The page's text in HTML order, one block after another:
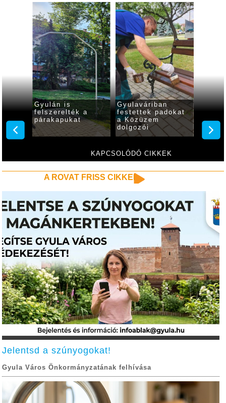
KAPCSOLÓDÓ CIKKEK
Gyulán is
felszerelték a
párakapukat
Gyulaváriban
festettek padokat
a Közüzem
dolgozói
A ROVAT FRISS CIKKEI
Jelentsd a szúnyogokat!
Gyula Város Önkormányzatának felhívása